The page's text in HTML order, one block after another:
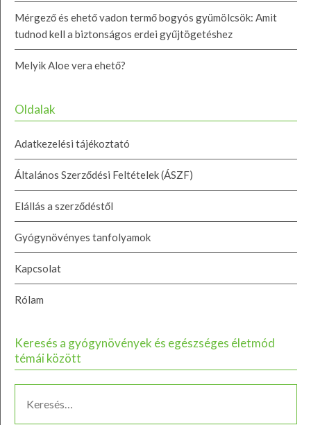
Mérgező és ehető vadon termő bogyós gyümölcsök: Amit
tudnod kell a biztonságos erdei gyűjtögetéshez
Melyik Aloe vera ehető?
Oldalak
Adatkezelési tájékoztató
Általános Szerződési Feltételek (ÁSZF)
Elállás a szerződéstől
Gyógynövényes tanfolyamok
Kapcsolat
Rólam
Keresés a gyógynövények és egészséges életmód
témái között